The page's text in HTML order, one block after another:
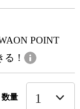
POINT
！
数量